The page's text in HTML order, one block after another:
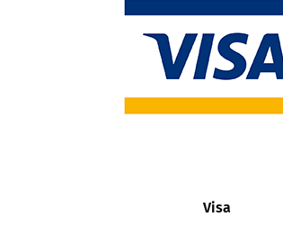
Visa